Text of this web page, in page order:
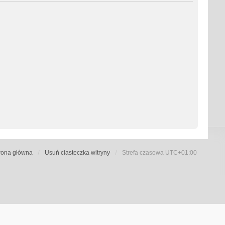
główna Usuń ciasteczka witryny Strefa czasowa UTC+01:00